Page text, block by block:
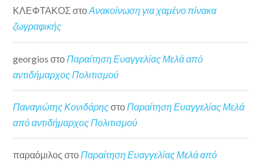
ΚΛΕΦΤΑΚΟΣ στοΑνακοίνωση για χαμένο πίνακα
ζωγραφικής
georgios στο Παραίτηση Ευαγγελίας Μελά από
αντιδήμαρχος Πολιτισμού
Παναγιώτης ΚονιδάρηςστοΠαραίτηση Ευαγγελίας Μελά
από αντιδήμαρχος Πολιτισμού
παραόμιλος στοΠαραίτηση Ευαγγελίας Μελά από